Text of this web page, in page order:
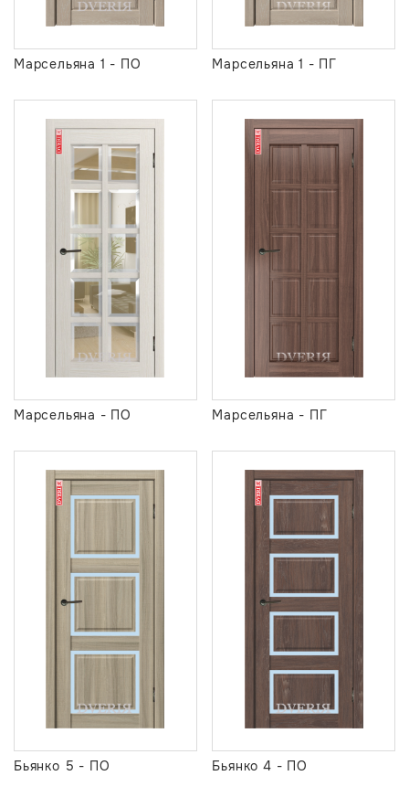
Марсельяна 1 - ПО Марсельяна 1 - ПГ
Марсельяна - ПО Марсельяна - ПГ
Бьянко 5 - ПО Бьянко 4 - ПО